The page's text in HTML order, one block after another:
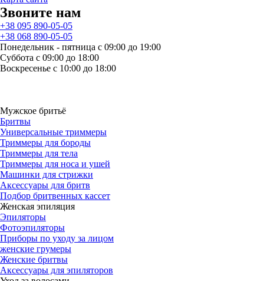
Звоните нам
+38 095 890-05-05
+38 068 890-05-05
Понедельник - пятница с 09:00 до 19:00
Суббота с 09:00 до 18:00
Воскресенье с 10:00 до 18:00
Мужское бритьё
Бритвы
Универсальные триммеры
Триммеры для бороды
Триммеры для тела
Триммеры для носа и ушей
Машинки для стрижки
Аксессуары для бритв
Подбор бритвенных кассет
Женская эпиляция
Эпиляторы
Фотоэпиляторы
Приборы по уходу за лицом
женские грумеры
Женские бритвы
Аксессуары для эпиляторов